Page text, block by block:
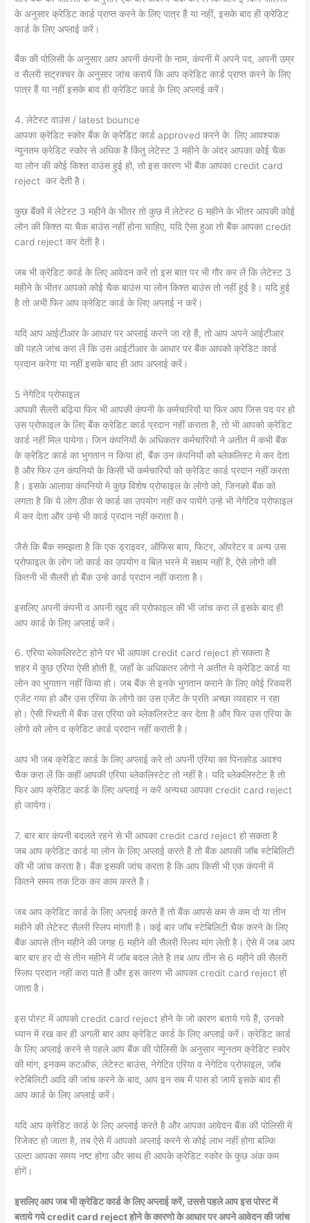
के अनुसार क्रेडिट कार्ड प्राप्त करने के लिए पात्र हैं या नहीं, इसके बाद ही क्रेडिट
कार्ड के लिए अप्लाई करें।
बैंक की पोलिसी के अनुसार आप अपनी कंपनी के नाम, कंपनी में अपने पद, अपनी उम्र
व सैलरी सट्रक्चर के अनुसार जांच करायें कि आप क्रेडिट कार्ड प्राप्त करने के लिए
पात्र हैं या नहीं इसके बाद ही क्रेडिट कार्ड के लिए अप्लाई करें।
4. लेटेस्ट वाउंस / latest bounce
आपका क्रेडिट स्कोर बैंक के क्रेडिट कार्ड approved करने के लिए आवश्यक
न्यूनतम क्रेडिट स्कोर से अधिक है किंतु लेटेस्ट 3 महीने के अंदर आपका कोई चैक
या लोन की कोई किश्त वाउंस हुई हो, तो इस कारण भी बैंक आपका credit card
reject कर देती है।
कुछ बैंकों में लेटेस्ट 3 महीने के भीतर तो कुछ में लेटेस्ट 6 महीने के भीतर आपकी कोई
लोन की किश्त या चैक बाउंस नहीं होना चाहिए, यदि ऐसा हुआ तो बैंक आपका credit
card reject कर देती है।
जब भी क्रेडिट कार्ड के लिए आवेदन करें तो इस बात पर भी गौर कर लें कि लेटेस्ट 3
महीने के भीतर आपको कोई चैक बाउंस या लोन किश्त बाउंस तो नहीं हुई है। यदि हुई
है तो अभी फिर आप क्रेडिट कार्ड के लिए अप्लाई न करें।
यदि आप आईटीआर के आधार पर अप्लाई करने जा रहे हैं, तो आप अपने आईटीआर
की पहले जांच करा लें कि उस आईटीआर के आधार पर बैंक आपको क्रेडिट कार्ड
प्रदान करेगा या नहीं इसके बाद ही आप अप्लाई करें।
5 नेगेटिव प्रोफाइल
आपकी सैलरी बढ़िया फिर भी आपकी कंपनी के कर्मचारियों या फिर आप जिस पद पर हो
उस प्रोफाइल के लिए बैंक क्रेडिट कार्ड प्रदान नहीं कराता है, तो भी आपको क्रेडिट
कार्ड नहीं मिल पायेगा। जिन कंपनियों के अधिकतर कर्मचारियों ने अतीत में कभी बैंक
के क्रेडिट कार्ड का भुगतान न किया हो, बैंक उन कंपनियों को ब्लेकलिस्ट मे कर देता
है और फिर उन कंपनियो के किसी भी कर्मचारियों को क्रेडिट कार्ड प्रदान नहीं करता
है। इसके आलावा कंपनियो मे कुछ विशेष प्रोफाइल के लोगो को, जिनको बैंक को
लगता है कि ये लोग ठीक से कार्ड का उपयोग नहीं कर पायेंगे उन्हे भी नेगेटिव प्रोफाइल
में कर देता और उन्हे भी कार्ड प्रदान नहीं कराता है।
जैसे कि बैंक समझता है कि एक ड्राइवर, ऑफिस बाय, फिटर, ऑपरेटर व अन्य उस
प्रोफाइल के लोग जो कार्ड का उपयोग व बिल भरने में सक्षम नहीं है, ऐसे लोगो की
कितनी भी सैलरी हो बैंक उन्हे कार्ड प्रदान नहीं कराता है।
इसलिए अपनी कंपनी व अपनी खुद की प्रोफाइल की भी जांच करा लें इसके बाद ही
आप कार्ड के लिए अप्लाई करें।
6. एरिया ब्लेकलिस्टेट होने पर भी आपका credit card reject हो सकता है
शहर में कुछ एरिया ऐसी होती हैं, जहाँ के अधिकतर लोगो ने अतीत मे क्रेडिट कार्ड या
लोन का भुगतान नहीं किया हो। जब बैंक से इनके भुगतान कराने के लिए कोई रिकवरी
एजेंट गया हो और उस एरिया के लोगो का उस एजेंट के प्रति अच्छा व्यवहार न रहा
हो। ऐसी स्थिती में बैंक उस एरिया को ब्लेकलिस्टेट कर देता है और फिर उस एरिया के
लोगो को लोन व क्रेडिट कार्ड प्रदान नहीं कराती है।
आप भी जब क्रेडिट कार्ड के लिए अप्लाई करे तो अपनी एरिया का पिनकोड अवश्य
चैक करा लें कि कहीं आपकी एरिया ब्लेकलिस्टेट तो नहीं है। यदि ब्लेकलिस्टेट है तो
फिर आप क्रेडिट कार्ड के लिए अप्लाई न करें अन्यथा आपका credit card reject
हो जायेगा।
7. बार बार कंपनी बदलते रहने से भी आपका credit card reject हो सकता है
जब आप क्रेडिट कार्ड या लोन के लिए अप्लाई करते हैं तो बैंक आपकी जॉब स्टेबिलिटी
की भी जांच करता है। बैंक इसकी जांच करता है कि आप किसी भी एक कंपनी में
कितने समय तक टिक कर काम करते है।
जब आप क्रेडिट कार्ड के लिए अप्लाई करते हैं तो बैंक आपसे कम से कम दो या तीन
महीने की लेटेस्ट सैलरी स्लिप मांगती है। कई बार जॉब स्टेबिलिटी चैक करने के लिए
बैंक आपसे तीन महीने की जगह 6 महीने की सैलरी स्लिप मांग लेती है। ऐसे में जब आप
बार बार हर दो से तीन महीने में जॉब बदल लेते है तब आप तीन से 6 महीने की सैलरी
स्लिप प्रदान नहीं करा पाते हैं और इस कारण भी आपका credit card reject हो
जाता है।
इस पोस्ट में आपको credit card reject होने के जो कारण बताये गये हैं, उनको
ध्यान में रख कर ही अगली बार आप क्रेडिट कार्ड के लिए अप्लाई करें। क्रेडिट कार्ड
के लिए अप्लाई करने से पहले आप बैंक की पोलिसी के अनुसार न्यूनतम क्रेडिट स्कोर
की मांग, इनकम कटऑफ, लेटेस्ट बाउंस, नेगेटिव एरिया व नेगेटिव प्रोफाइल, जॉब
स्टेबिलिटी आदि की जांच करने के बाद, आप इन सब में पास हो जायें इसके बाद ही
आप कार्ड के लिए अप्लाई करें।
यदि आप क्रेडिट कार्ड के लिए अप्लाई करते है और आपका आवेदन बैंक की पोलिसी में
रिजेक्ट हो जाता है, तब ऐसे में आपको अप्लाई करने से कोई लाभ नहीं होगा बल्कि
उल्टा आपका समय नष्ट होगा और साथ ही आपके क्रेडिट स्कोर के कुछ अंक कम
होगें।
इसलिए आप जब भी क्रेडिट कार्ड के लिए अप्लाई करें, उससे पहले आप इस पोस्ट में
बताये गये credit card reject होने के कारणो के आधार पर अपने आवेदन की जांच